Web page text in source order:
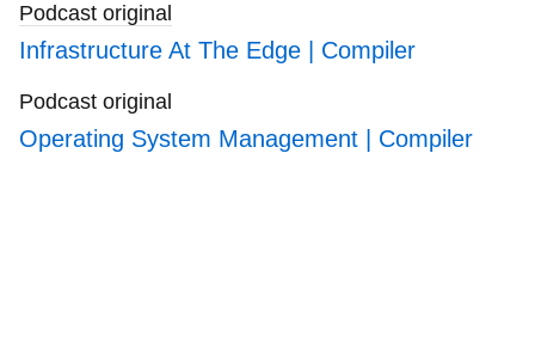
Podcast original
Infrastructure At The Edge | Compiler
Podcast original
Operating System Management | Compiler